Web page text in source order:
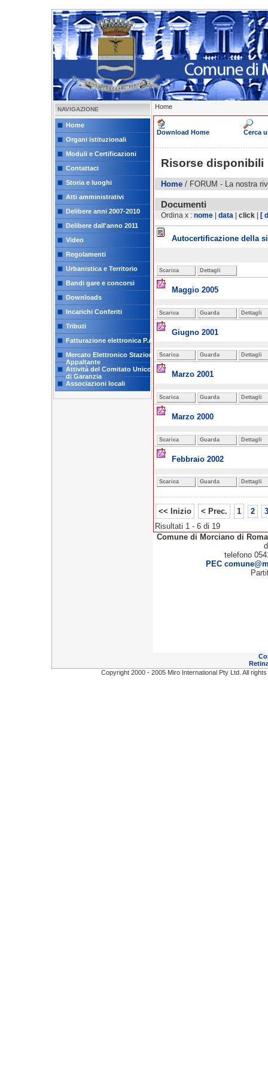
NAVIGAZIONE
Home
Organi istituzionali
Moduli e Certificazioni
Contattaci
Storia e luoghi
Atti amministrativi
Delibere anni 2007-2010
Delibere dall'anno 2011
Video
Regolamenti
Urbanistica e Territorio
Bandi gare e concorsi
Downloads
Incarichi Conferiti
Tributi
Fatturazione elettronica P.A.
Mercato Elettronico Stazione
Appaltante
Attività del Comitato Unico
di Garanzia
Associazioni locali
Home
Download Home Cerca
Risorse disponibili
Home / FORUM - La nostra
Documenti
Ordina x : nome data click [
Autocertificazione della
Scarica Dettagli
Maggio 2005
Scarica Guarda Dettagli
Giugno 2001
Scarica Guarda Dettagli
Marzo 2001
Scarica Guarda Dettagli
Marzo 2000
Scarica Guarda Dettagli
Febbraio 2002
Scarica Guarda Dettagli
<< Inizio < Prec. 1 2
3
Risultati 1 - 6 di 19
Comune di Morciano di
telefono
PEC
Copyright 2000 - 2005 Miro International Pty Ltd. All